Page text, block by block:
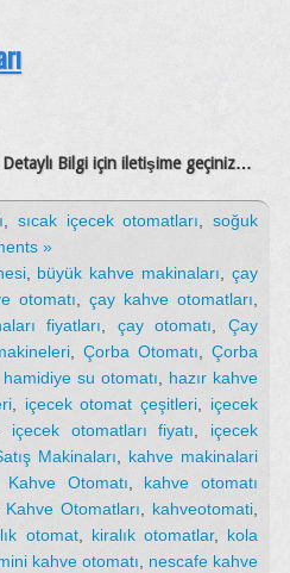
Detaylı Bilgi için iletişime geçiniz…
, sıcak içecek otomatları,soğuk
»
, büyük kahve makinaları,çay
otomatı, çay kahve otomatları,
fiyatları, çay otomatı,Çay
,Çorba Otomatı,Çorba
hamidiye su otomatı, hazır kahve
, içecek otomat çeşitleri, içecek
içecek otomatları fiyatı, içecek
Makinaları, kahve makinalari
Kahve Otomatı, kahve otomatı
Kahve Otomatları, kahveotomati,
otomat, kiralık otomatlar, kola
kahve otomatı, nescafe kahve